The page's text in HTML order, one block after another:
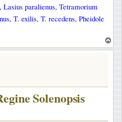
Lasius paralienus, Tetramorium
T. exilis, T. recedens, Pheidole
o
Solenopsis